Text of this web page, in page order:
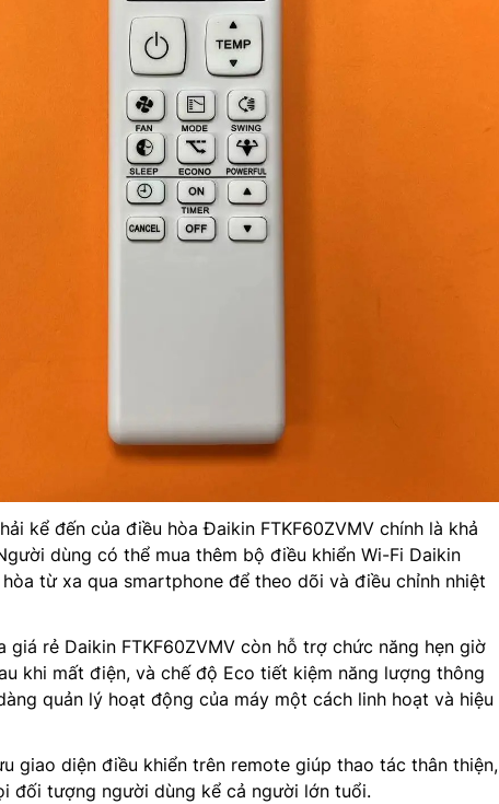
kể đến của điều hòa Đaikin FTKF60ZVMV chính là khả
dùng có thể mua thêm bộ điều khiển Wi-Fi Daikin
từ xa qua smartphone để theo dõi và điều chỉnh nhiệt
giá rẻ Daikin FTKF60ZVMV còn hỗ trợ chức năng hẹn giờ
khi mất điện, và chế độ Eco tiết kiệm năng lượng thông
quản lý hoạt động của máy một cách linh hoạt và hiệu
giao diện điều khiển trên remote giúp thao tác thân thiện,
đối tượng người dùng kể cả người lớn tuổi.